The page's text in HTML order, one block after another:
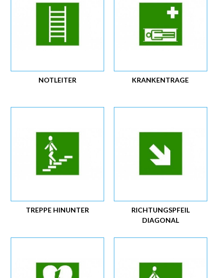
KRANKENTRAGE
NOTLEITER
RICHTUNGSPFEIL
DIAGONAL
TREPPE HINUNTER